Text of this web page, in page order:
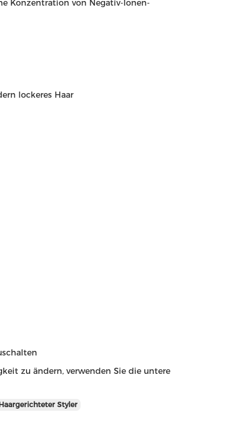
Konzentration von Negativ-Ionen-
lockeres Haar
zu ändern, verwenden Sie die untere
Styler